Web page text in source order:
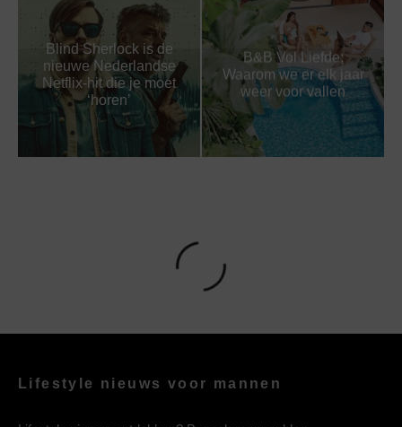
Blind Sherlock is de
nieuwe Nederlandse
Netflix-hit die je moet
‘horen’
B&B Vol Liefde:
Waarom we er elk jaar
weer voor vallen
Lifestyle nieuws voor mannen